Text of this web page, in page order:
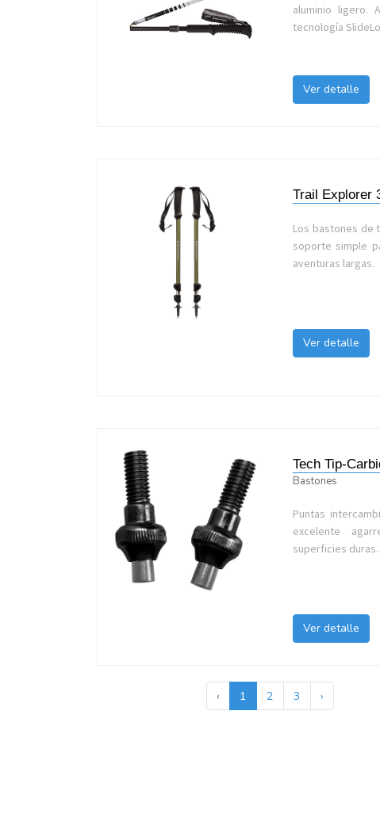
aluminio ligero.
tecnología
Ver detalle
Trail Explorer
Los bastones de
soporte simple
aventuras largas.
Ver detalle
Tech Tip-
Bastones
Puntas
excelente
superficies duras.
Ver detalle
‹ 1 2 3 ›